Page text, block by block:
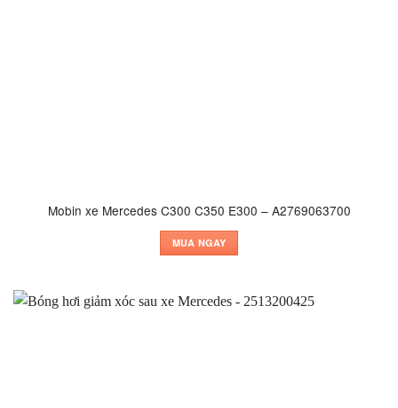
Mobin xe Mercedes C300 C350 E300 – A2769063700
MUA NGAY